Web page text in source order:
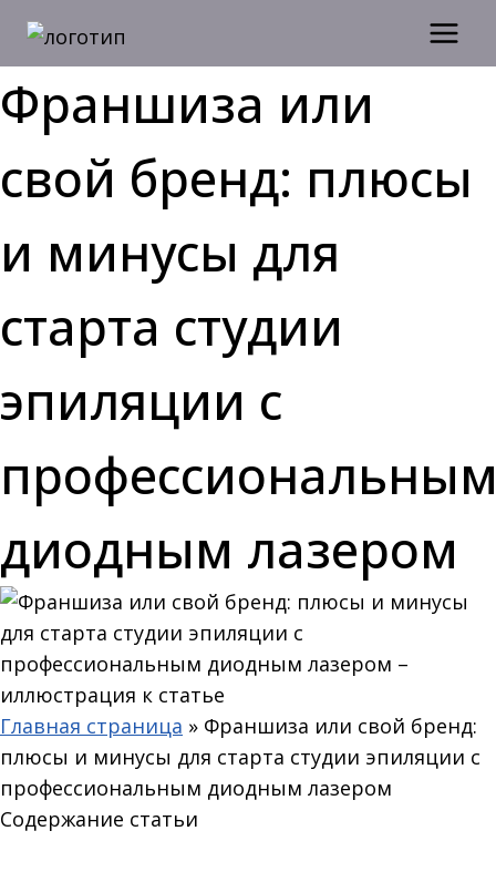
Франшиза или
свой бренд: плюсы
и минусы для
старта студии
эпиляции с
диодным лазером
Главная страница » Франшиза или свой бренд:
плюсы и минусы для старта студии эпиляции с
профессиональным диодным лазером
Содержание статьи